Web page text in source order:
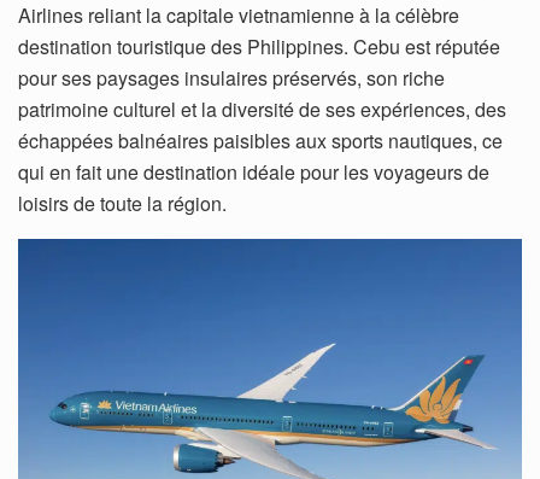
Airlines reliant la capitale vietnamienne à la célèbre
destination touristique des Philippines. Cebu est réputée
pour ses paysages insulaires préservés, son riche
patrimoine culturel et la diversité de ses expériences, des
échappées balnéaires paisibles aux sports nautiques, ce
qui en fait une destination idéale pour les voyageurs de
loisirs de toute la région.